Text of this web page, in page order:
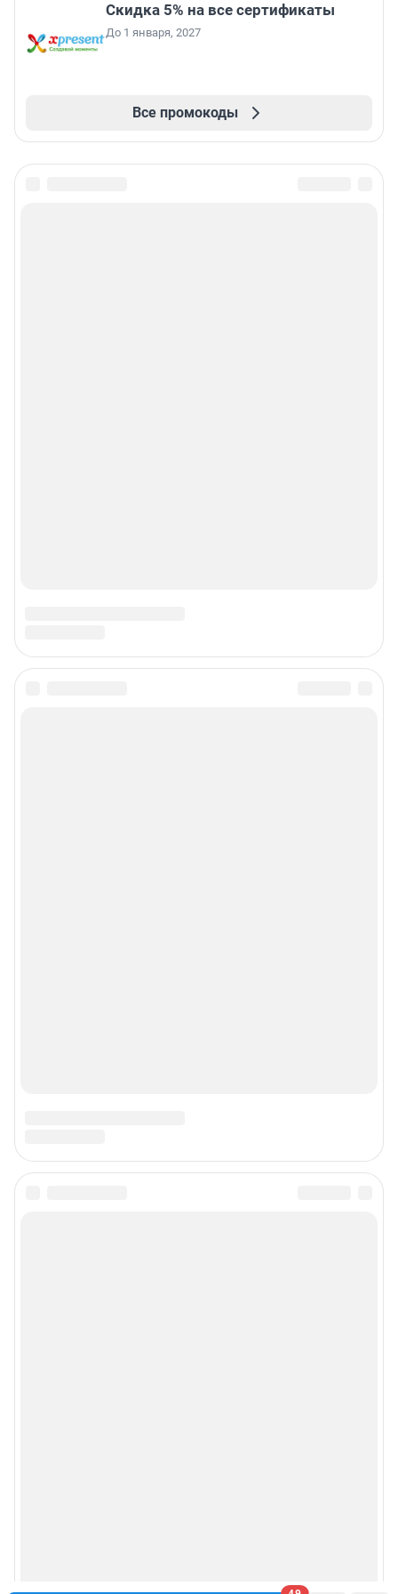
Скидка 5% на все сертификаты
До 1 января, 2027
Все промокоды